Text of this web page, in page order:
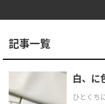
記事一覧
白、に
ひとくち